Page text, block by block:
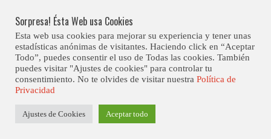
content
Club Contest.
Posts tagged "Jeff Lorber"
Sorpresa! Ésta Web usa Cookies
Esta web usa cookies para mejorar su experiencia y tener unas
estadísticas anónimas de visitantes. Haciendo click en “Aceptar
Todo”, puedes consentir el uso de Todas las cookies. También
puedes visitar "Ajustes de cookies" para controlar tu
consentimiento. No te olvides de visitar nuestra Política de
Privacidad
Ajustes de Cookies Aceptar todo